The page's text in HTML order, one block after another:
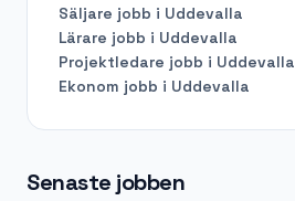
Senaste jobben
Säljare jobb i Uddevalla
Lärare jobb i Uddevalla
Projektledare jobb i Uddevalla
Ekonom jobb i Uddevalla